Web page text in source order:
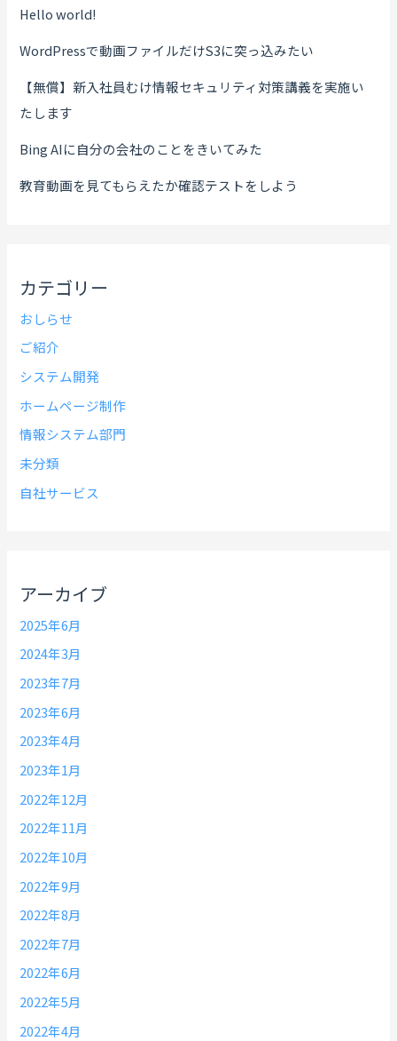
Hello world!
WordPressで動画ファイルだけS3に突っ込みたい
【無償】新入社員むけ情報セキュリティ対策講義を実施い
たします
Bing AIに自分の会社のことをきいてみた
教育動画を見てもらえたか確認テストをしよう
カテゴリー
おしらせ
ご紹介
システム開発
ホームページ制作
情報システム部門
未分類
自社サービス
アーカイブ
2025年6月
2024年3月
2023年7月
2023年6月
2023年4月
2023年1月
2022年12月
2022年11月
2022年10月
2022年9月
2022年8月
2022年7月
2022年6月
2022年5月
2022年4月